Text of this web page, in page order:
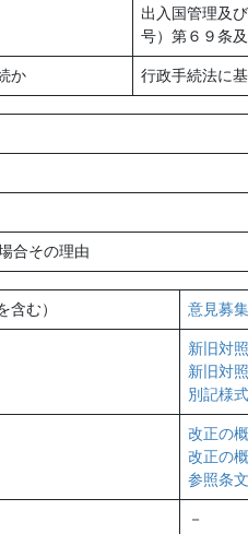
出入国管理及
号）第６９条
か 行政手続法に
合その理由
含む） 意見募
新旧対
新旧対
別記様
改正の
改正の
参照条文
－